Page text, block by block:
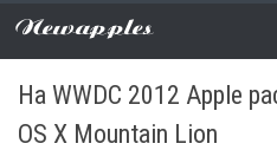
Newapples
НОВОСТИ
На WWDC 2012 Apple
OS X Mountain Lion